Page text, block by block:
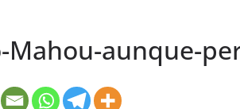
Mahou-aunque-